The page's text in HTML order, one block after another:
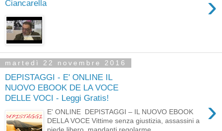
Ciancarella
›
martedì 22 novembre 2016
DEPISTAGGI - E' ONLINE IL
NUOVO EBOOK DE LA VOCE
DELLE VOCI - Leggi Gratis!
›
E' ONLINE DEPISTAGGI – IL NUOVO EBOOK
DELLA VOCE Vittime senza giustizia, assassini a